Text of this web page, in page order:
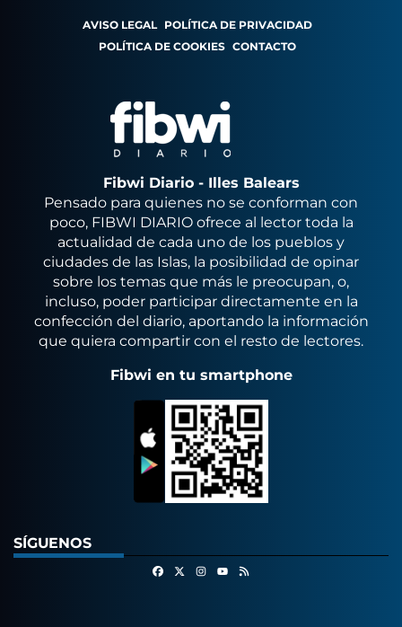
AVISO LEGAL POLÍTICA DE PRIVACIDAD
POLÍTICA DE COOKIES CONTACTO
Fibwi Diario - Illes Balears
Pensado para quienes no se conforman con
poco, FIBWI DIARIO ofrece al lector toda la
actualidad de cada uno de los pueblos y
ciudades de las Islas, la posibilidad de opinar
sobre los temas que más le preocupan, o,
incluso, poder participar directamente en la
confección del diario, aportando la información
que quiera compartir con el resto de lectores.
Fibwi en tu smartphone
SÍGUENOS
FacebookInstagram